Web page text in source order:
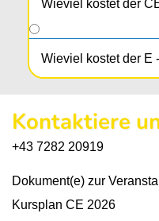
Wieviel kostet der
Wieviel kostet der E
Kontaktiere
+43 7282 20919
Dokument(e) zur
Kursplan CE 2026